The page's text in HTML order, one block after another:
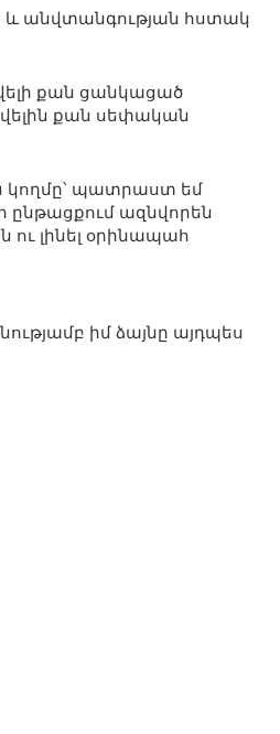
և անվտանգության հստակ
քան ցանկացած
քան սեփական
պատրաստ եմ
ազնվորեն
ու լինել օրինապահ
իմ ձայնը այդպես